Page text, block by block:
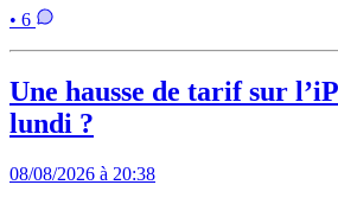
• 6
Une hausse de tarif sur
lundi ?
08/08/2026 à 20:38